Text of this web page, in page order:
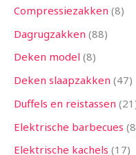
Compressiezakken 8
Dagrugzakken 88
Deken model 8
Deken slaapzakken 47
Duffels en reistassen 21
Elektrische barbecues 8
Elektrische kachels 17